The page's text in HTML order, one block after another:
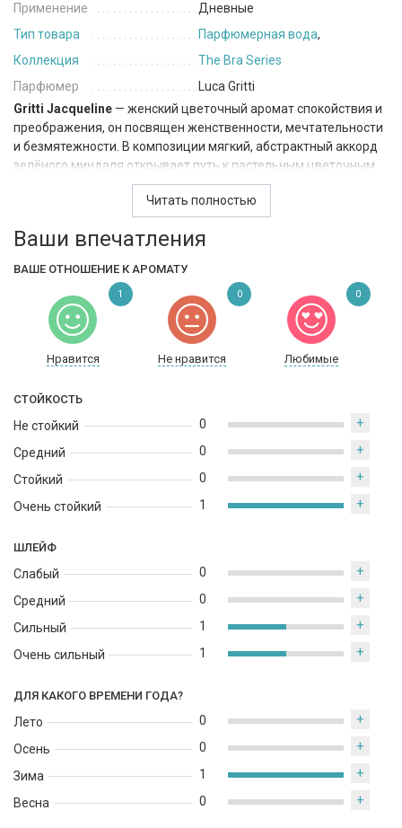
Применение
Дневные
Тип товара
Парфюмерная вода,
Коллекция
The Bra Series
Парфюмер
Luca Gritti
Gritti Jacqueline — женский цветочный аромат спокойствия и
преображения, он посвящен женственности, мечтательности
и безмятежности. В композиции мягкий, абстрактный аккорд
зелёного миндаля открывает путь к пастельным цветочным
оттенкам лаванды, фрезии и листьев фиалки. Мечта тает,
оставляя после себя лёгкий мускусно-ванильный след,
согретый бобами тонка
Читать полностью
Ваши впечатления
ВАШЕ ОТНОШЕНИЕ К АРОМАТУ
Нравится Не нравится Любимые
1 0 0
СТОЙКОСТЬ
Не стойкий
Средний
Стойкий
Очень стойкий
0 +
0 +
0 +
1 +
ШЛЕЙФ
Слабый
Средний
Сильный
Очень сильный
0 +
0 +
1 +
1 +
ДЛЯ КАКОГО ВРЕМЕНИ ГОДА?
Лето
Осень
Зима
Весна
0 +
0 +
1 +
0 +